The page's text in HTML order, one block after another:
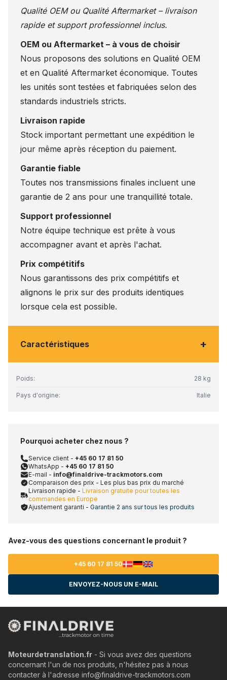
Qualité OEM ou Qualité Aftermarket – livraison
rapide et support professionnel inclus.
OEM ou Aftermarket – à vous de choisir
Nous proposons des solutions en Qualité OEM
et en Qualité Aftermarket économique. Toutes
les unités sont testées et fabriquées selon des
standards industriels stricts.
Livraison rapide
Stock important permettant une expédition le
jour même après réception du paiement.
Garantie fiable
Toutes nos transmissions finales incluent une
garantie de 2 ans pour une tranquillité totale.
Support professionnel
Notre équipe technique est prête à vous
accompagner avant et après l'achat.
Prix compétitifs
Nous garantissons des prix compétitifs et
alignons le prix sur des produits identiques
lorsque cela est possible.
Caractéristiques +
Poids: 28 kg
Pays d'origine: Italie
Pourquoi acheter chez nous ?
Service client - +45 60 17 81 50
WhatsApp - +45 60 17 81 50
E-mail - info@finaldrive-trackmotors.com
Comparaison des prix - Les plus bas prix du marché
Livraison rapide - Livraison gratuite pour toutes les
commandes en Europe
Ajustement garanti - Garantie 2 ans sur tous les produits
Avez-vous des questions concernant le produit ?
+45 60 17 81 50
ENVOYEZ-NOUS UN E-MAIL
Moteurdetranslation.fr - Si vous avez des questions
concernant l'un de nos produits, n'hésitez pas à nous
contacter à l'adresse info@finaldrive-trackmotors.com